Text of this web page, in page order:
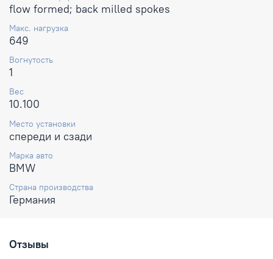
flow formed; back milled spokes
Макс. нагрузка
649
Вогнутость
1
Вес
10.100
Место установки
спереди и сзади
Марка авто
BMW
Страна производства
Германия
Отзывы